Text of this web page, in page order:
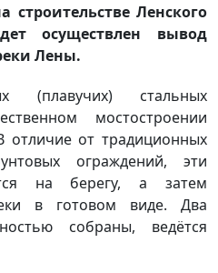
Ленского
осуществлен вывод
Лены.
(плавучих) стальных
мостостроении
отличие от традиционных
ограждений, эти
на берегу, а затем
в готовом виде. Два
собраны, ведётся